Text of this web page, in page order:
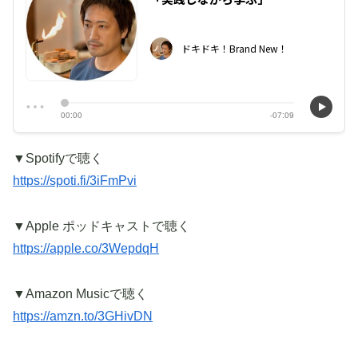
▼Spotifyで聴く
https://spoti.fi/3iFmPvi
▼Apple ポッドキャストで聴く
https://apple.co/3WepdqH
▼Amazon Musicで聴く
https://amzn.to/3GHivDN